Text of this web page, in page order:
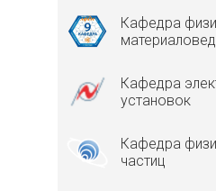
Кафедра
Кафедра
установок
Кафедра
частиц